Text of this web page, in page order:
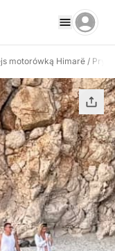
motorówką Himarë /